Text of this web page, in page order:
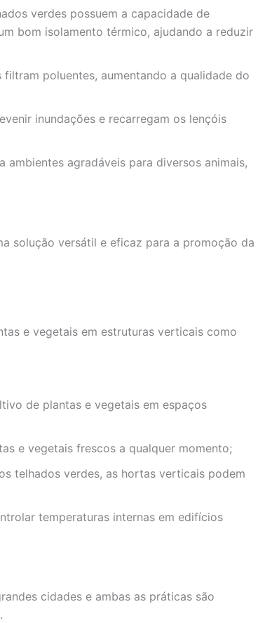
verdes possuem a capacidade de
bom isolamento térmico, ajudando a reduzir
poluentes, aumentando a qualidade do
inundações e recarregam os lençóis
agradáveis para diversos animais,
solução versátil e eficaz para a promoção da
e vegetais em estruturas verticais como
de plantas e vegetais em espaços
e vegetais frescos a qualquer momento;
telhados verdes, as hortas verticais podem
temperaturas internas em edifícios
cidades e ambas as práticas são